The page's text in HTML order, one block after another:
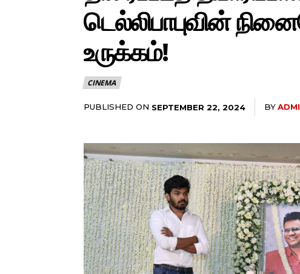
டெல்லிபாபுவின்
உருக்கம்!
CINEMA
PUBLISHED ON SEPTEMBER 22, 2024 BY